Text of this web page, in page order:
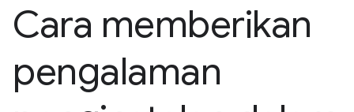
Cara memberikan
pengalaman